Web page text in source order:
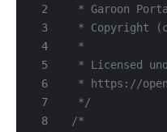
  3
  4
  5
  6
  7
  8
*/